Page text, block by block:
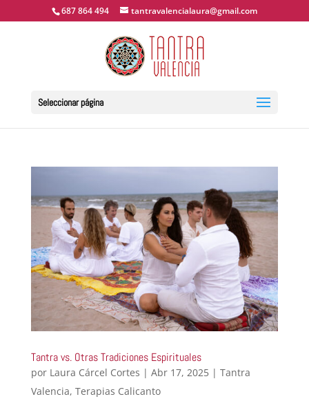
687 864 494 tantravalencialaura@gmail.com
Seleccionar página
Tantra vs. Otras Tradiciones Espirituales
por Laura Cárcel Cortes | Abr 17, 2025| Tantra
Valencia, Terapias Calicanto